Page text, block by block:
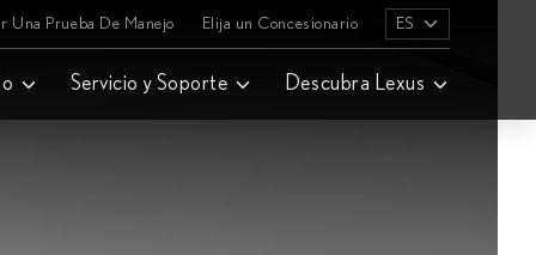
Una Prueba De Manejo Elija un Concesionario ES
Servicio y Soporte Descubra Lexus